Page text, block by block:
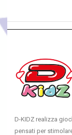
D-KIDZ realizza
pensati per